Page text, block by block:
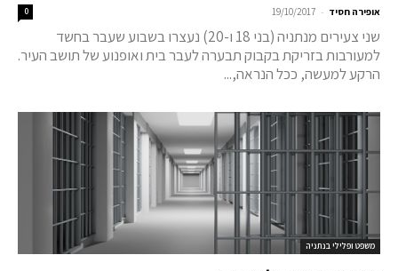
אופירה חסיד -
19/10/2017
0
שני צעירים מנתניה (בני 18 ו-20) נעצרו בשבוע שעבר בחשד
למעורבות בזריקת בקבוק תבערה לעבר בית ואופנוע של תושב העיר.
הרקע למעשה, ככל הנראה,...
משפט ופלילי בנתניה